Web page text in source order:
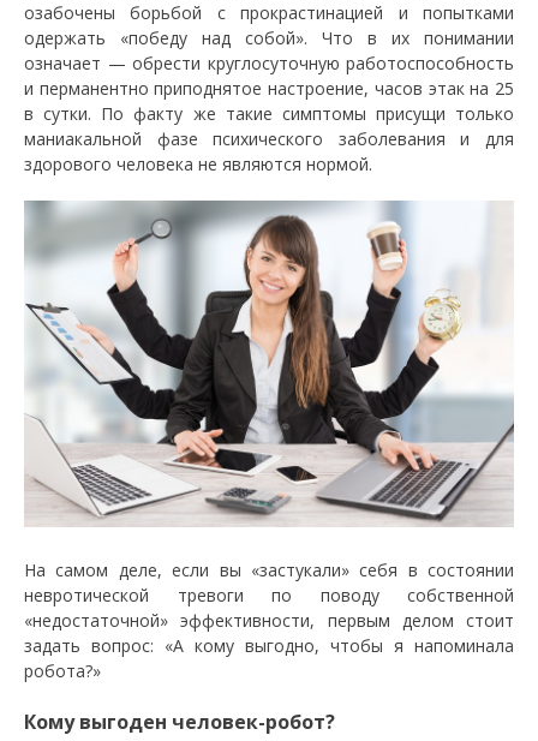
озабочены борьбой с прокрастинацией и попытками
одержать «победу над собой». Что в их понимании
означает — обрести круглосуточную работоспособность
и перманентно приподнятое настроение, часов этак на 25
в сутки. По факту же такие симптомы присущи только
маниакальной фазе психического заболевания и для
здорового человека не являются нормой.
На самом деле, если вы «застукали» себя в состоянии
невротической тревоги по поводу собственной
«недостаточной» эффективности, первым делом стоит
задать вопрос: «А кому выгодно, чтобы я напоминала
робота?»
Кому выгоден человек-робот?